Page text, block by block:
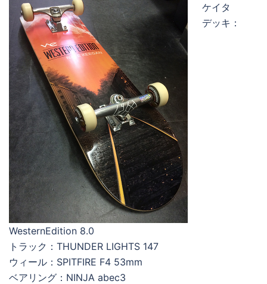
ケイタ
デッキ：
WesternEdition 8.0
トラック：THUNDER LIGHTS 147
ウィール：SPITFIRE F4 53mm
ベアリング：NINJA abec3